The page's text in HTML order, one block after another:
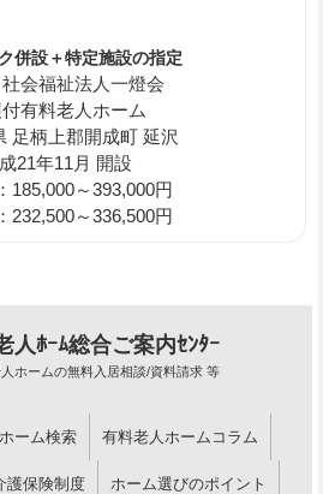
併設＋特定施設の指定
会福祉法人一燈会
有料老人ホーム
足柄上郡開成町 延沢
21年11月 開設
185,000～393,000円
～336,500円
人ﾎｰﾑ総合ご案内ｾﾝﾀｰ
ホームの無料入居相談/資料請求 等
ーム検索 有料老人ホームコラム
護保険制度 ホーム選びのポイント